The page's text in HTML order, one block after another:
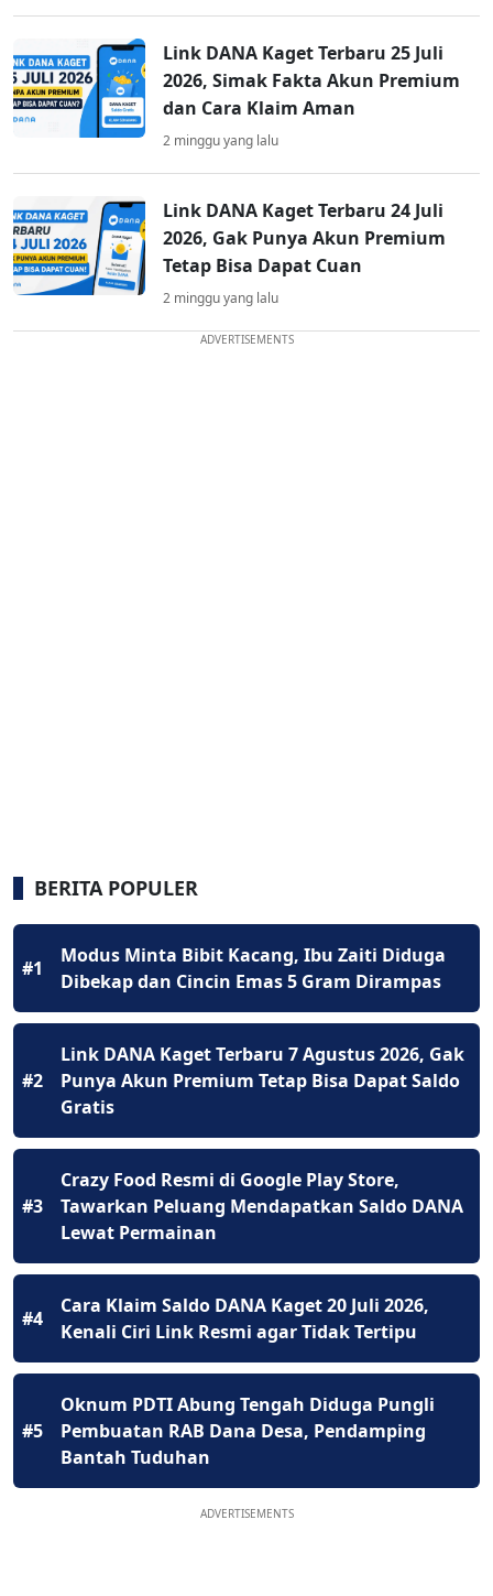
Link DANA Kaget Terbaru 25 Juli
2026, Simak Fakta Akun Premium
dan Cara Klaim Aman
2 minggu yang lalu
Link DANA Kaget Terbaru 24 Juli
2026, Gak Punya Akun Premium
Tetap Bisa Dapat Cuan
2 minggu yang lalu
ADVERTISEMENTS
BERITA POPULER
#1
Modus Minta Bibit Kacang, Ibu Zaiti Diduga
Dibekap dan Cincin Emas 5 Gram Dirampas
#2
Link DANA Kaget Terbaru 7 Agustus 2026, Gak
Punya Akun Premium Tetap Bisa Dapat Saldo
Gratis
#3
Crazy Food Resmi di Google Play Store,
Tawarkan Peluang Mendapatkan Saldo DANA
Lewat Permainan
#4
Cara Klaim Saldo DANA Kaget 20 Juli 2026,
Kenali Ciri Link Resmi agar Tidak Tertipu
#5
Oknum PDTI Abung Tengah Diduga Pungli
Pembuatan RAB Dana Desa, Pendamping
Bantah Tuduhan
ADVERTISEMENTS